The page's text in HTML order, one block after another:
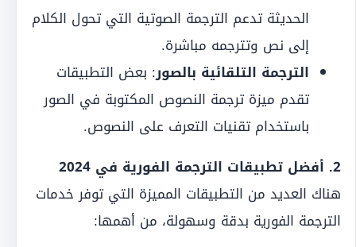
الحديثة تدعم الترجمة الصوتية التي تحول الكلام
إلى نص وتترجمه مباشرة.
الترجمة التلقائية بالصور: بعض التطبيقات
تقدم ميزة ترجمة النصوص المكتوبة في الصور
باستخدام تقنيات التعرف على النصوص.
2. أفضل تطبيقات الترجمة الفورية في 2024
هناك العديد من التطبيقات المميزة التي توفر خدمات
الترجمة الفورية بدقة وسهولة، من أهمها: